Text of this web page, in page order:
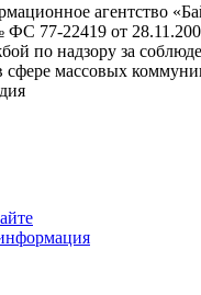
агентство
77-22419 от
по надзору за
сфере массовых